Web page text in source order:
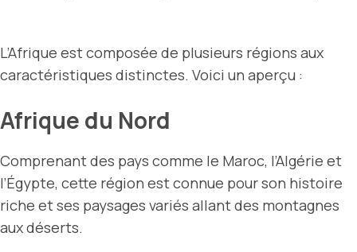
L’Afrique est composée de plusieurs régions aux
caractéristiques distinctes. Voici un aperçu :
Afrique du Nord
Comprenant des pays comme le Maroc, l’Algérie et
l’Égypte, cette région est connue pour son histoire
riche et ses paysages variés allant des montagnes
aux déserts.